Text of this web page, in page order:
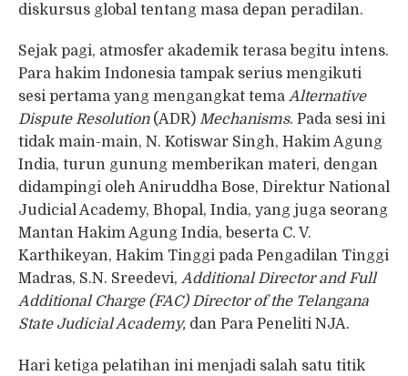
diskursus global tentang masa depan peradilan.
Sejak pagi, atmosfer akademik terasa begitu intens.
Para hakim Indonesia tampak serius mengikuti
sesi pertama yang mengangkat tema Alternative
Dispute Resolution (ADR) Mechanisms. Pada sesi ini
tidak main-main, N. Kotiswar Singh, Hakim Agung
India, turun gunung memberikan materi, dengan
didampingi oleh Aniruddha Bose, Direktur National
Judicial Academy, Bhopal, India, yang juga seorang
Mantan Hakim Agung India, beserta C. V.
Karthikeyan, Hakim Tinggi pada Pengadilan Tinggi
Madras, S.N. Sreedevi, Additional Director and Full
Additional Charge (FAC) Director of the Telangana
State Judicial Academy, dan Para Peneliti NJA.
Hari ketiga pelatihan ini menjadi salah satu titik